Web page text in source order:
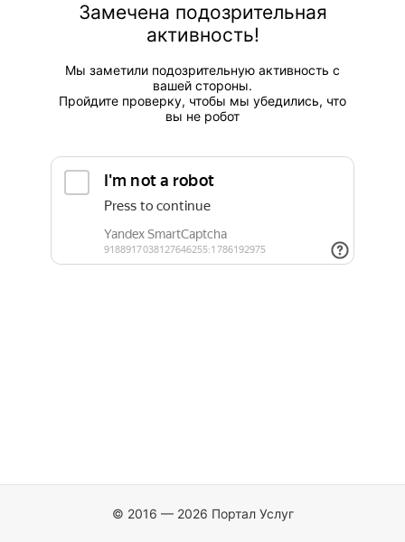
Замечена подозрительная
активность!
Мы заметили подозрительную активность с
вашей стороны.
Пройдите проверку, чтобы мы убедились, что
вы не робот
© 2016 — 2026 Портал Услуг